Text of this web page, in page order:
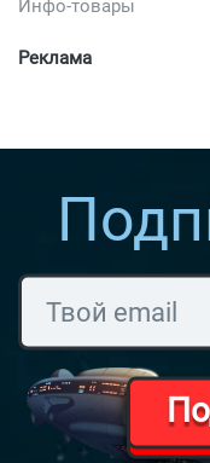
Инфо-товары
Реклама